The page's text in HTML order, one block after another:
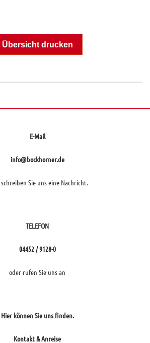
Übersicht drucken
E-Mail
info@bockhorner.de
Sie uns eine Nachricht.
TELEFON
04452 / 9128-0
oder rufen Sie uns an
Hier können Sie uns finden.
Kontakt & Anreise